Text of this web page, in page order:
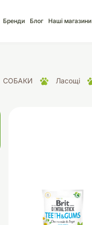
для кліток
акваріума
Бренди Блог Наші магазини
СОБАКИ Ласощі